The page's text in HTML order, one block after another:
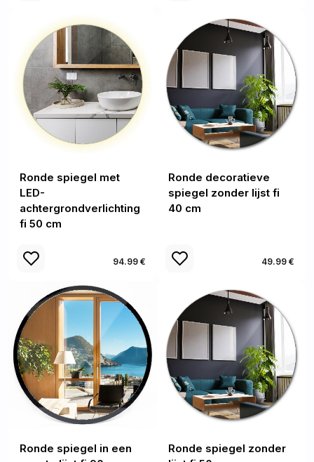
Ronde spiegel met
LED-
achtergrondverlichting
fi 50 cm
94.99 €
Ronde decoratieve
spiegel zonder lijst fi
40 cm
49.99 €
Ronde spiegel in een
Ronde spiegel zonder